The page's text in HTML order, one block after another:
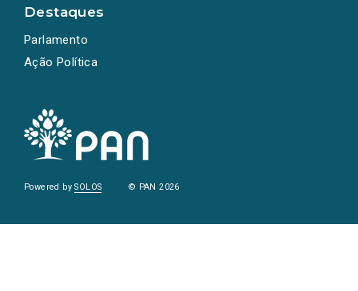
Destaques
Parlamento
Ação Política
Powered bySOLOS © PAN 2026